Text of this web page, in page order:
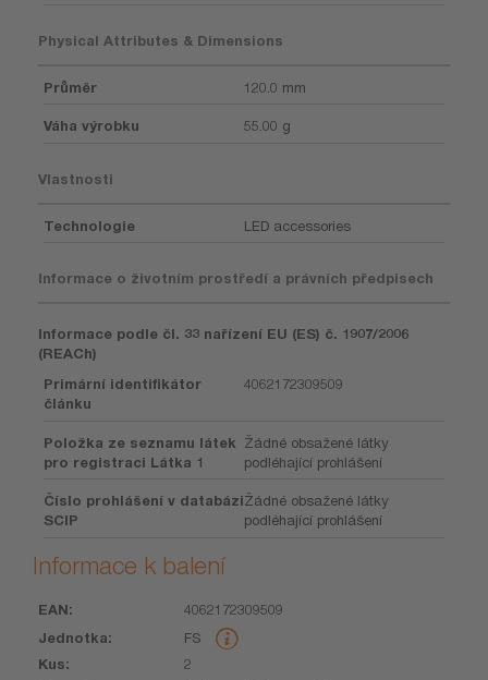
Physical Attributes & Dimensions
Průměr 120.0 mm
Váha výrobku 55.00 g
Vlastnosti
Technologie LED accessories
Informace o životním prostředí a právních předpisech
Informace podle čl. 33 nařízení EU (ES) č. 1907/2006
(REACh)
Primární identifikátor
článku
4062172309509
Položka ze seznamu látek
pro registraci Látka 1
Žádné obsažené látky
podléhající prohlášení
Číslo prohlášení v databázi
SCIP
Žádné obsažené látky
podléhající prohlášení
Informace k balení
EAN Kus Rozměry
4062172309509
FS
2